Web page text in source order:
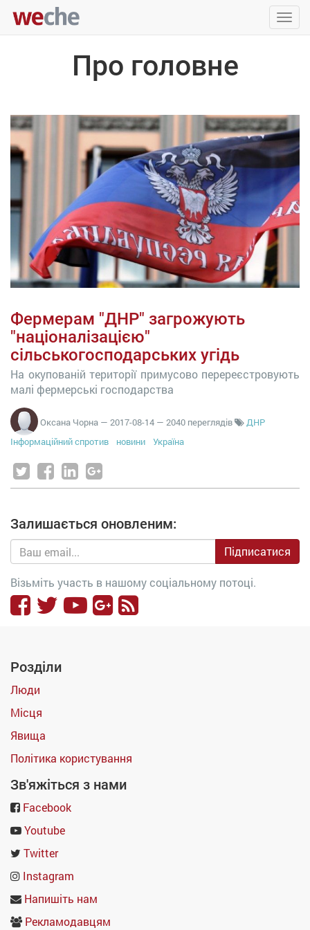
Про головне
Фермерам "ДНР" загрожують
"націоналізацією"
сільськогосподарських угідь
На окупованій території примусово перереєстровують
малі фермерські господарства
Оксана Чорна — 2017-08-14 — 2040 переглядів
ДНР
Інформаційний спротив
новини Україна
Залишається оновленим:
Підписатися
Візьміть участь в нашому соціальному потоці.
Розділи
Люди
Місця
Явища
Політика користування
Зв'яжіться з нами
Facebook
Youtube
Twitter
Instagram
Напишіть нам
Рекламодавцям